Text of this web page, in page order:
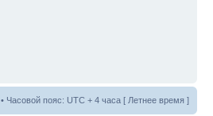
• Часовой пояс: UTC + 4 часа [ Летнее время ]